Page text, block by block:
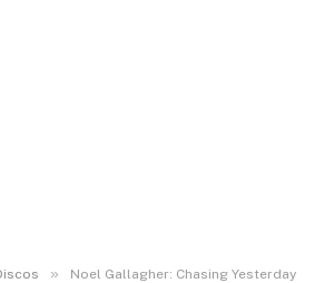
» Noel Gallagher: Chasing Yesterday